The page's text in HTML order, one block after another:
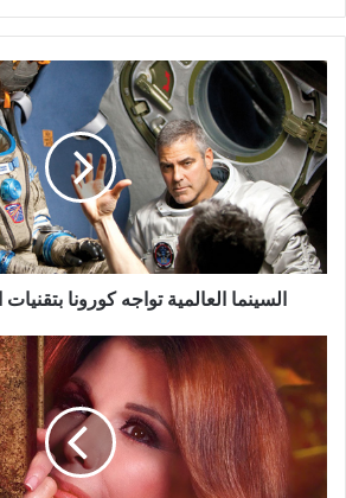
السينما
العالمية
تواجه
كورونا
بتقنيات
الإنتاج
الافتراضية
السينما العالمية تواجه كورونا بتقنيات
الرومي
لجمهورها:
بكل
اللغات"